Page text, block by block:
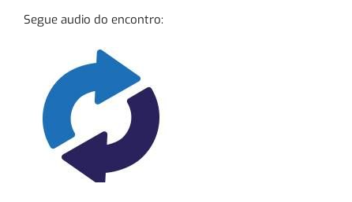
Segue audio do encontro: